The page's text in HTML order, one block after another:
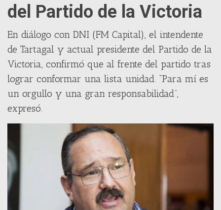
del Partido de la Victoria
En diálogo con DNI (FM Capital), el intendente
de Tartagal y actual presidente del Partido de la
Victoria, confirmó que al frente del partido tras
lograr conformar una lista unidad. “Para mí es
un orgullo y una gran responsabilidad”,
expresó.